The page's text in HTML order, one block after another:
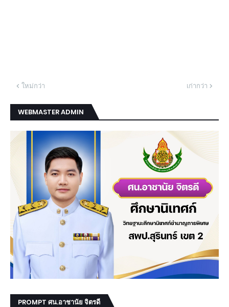
ใหม่กว่า เก่ากว่า
WEBMASTER ADMIN
PROMPT ศน.อาชานัย จิตรดี